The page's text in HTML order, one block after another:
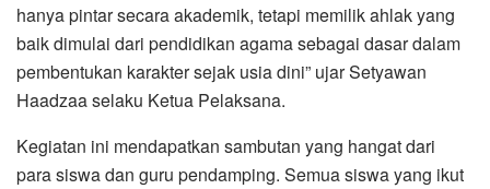
hanya pintar secara akademik, tetapi memilik ahlak yang
baik dimulai dari pendidikan agama sebagai dasar dalam
pembentukan karakter sejak usia dini” ujar Setyawan
Haadzaa selaku Ketua Pelaksana.
Kegiatan ini mendapatkan sambutan yang hangat dari
para siswa dan guru pendamping. Semua siswa yang ikut